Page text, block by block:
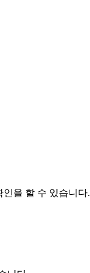
을 할 수 있습니다.